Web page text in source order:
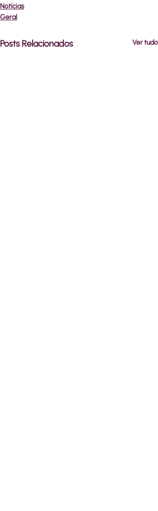
Notícias
Geral
Posts Relacionados Ver tudo